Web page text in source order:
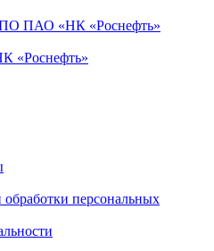
ПАО «НК «Роснефть»
«Роснефть»
персональных